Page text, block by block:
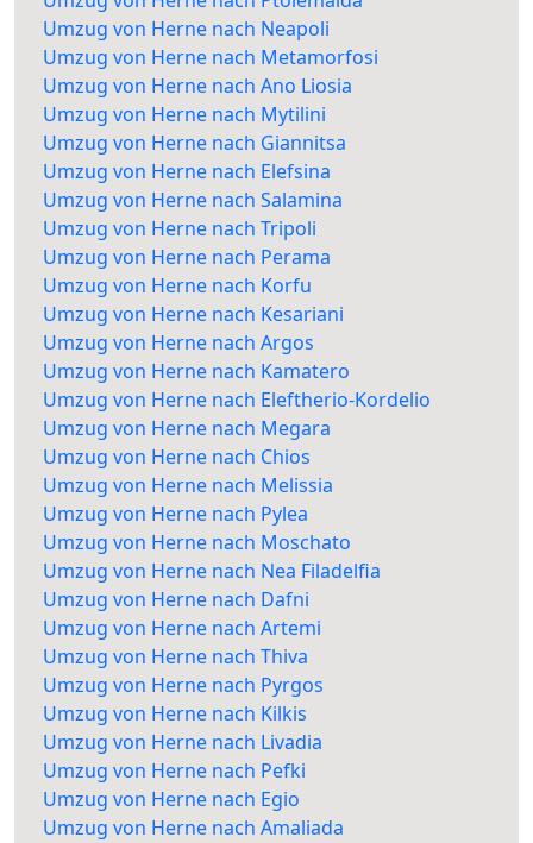
Umzug von Herne nach Neapoli
Umzug von Herne nach Metamorfosi
Umzug von Herne nach Ano Liosia
Umzug von Herne nach Mytilini
Umzug von Herne nach Giannitsa
Umzug von Herne nach Elefsina
Umzug von Herne nach Salamina
Umzug von Herne nach Tripoli
Umzug von Herne nach Perama
Umzug von Herne nach Korfu
Umzug von Herne nach Kesariani
Umzug von Herne nach Argos
Umzug von Herne nach Kamatero
Umzug von Herne nach Eleftherio-Kordelio
Umzug von Herne nach Megara
Umzug von Herne nach Chios
Umzug von Herne nach Melissia
Umzug von Herne nach Pylea
Umzug von Herne nach Moschato
Umzug von Herne nach Nea Filadelfia
Umzug von Herne nach Dafni
Umzug von Herne nach Artemi
Umzug von Herne nach Thiva
Umzug von Herne nach Pyrgos
Umzug von Herne nach Kilkis
Umzug von Herne nach Livadia
Umzug von Herne nach Pefki
Umzug von Herne nach Egio
Umzug von Herne nach Amaliada